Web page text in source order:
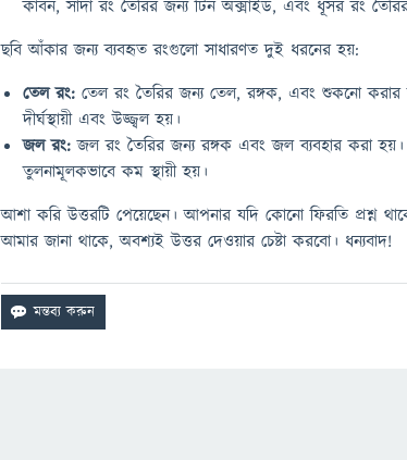
কার্বন, সাদা রং তৈরির জন্য টিন অক্সাইড, এবং ধূসর রং
ছবি আঁকার জন্য ব্যবহৃত রংগুলো সাধারণত দুই ধরনের হয়:
তেল রং: তেল রং তৈরির জন্য তেল, রঙ্গক, এবং শুকনো করার
দীর্ঘস্থায়ী এবং উজ্জ্বল হয়।
জল রং: জল রং তৈরির জন্য রঙ্গক এবং জল ব্যবহার করা
তুলনামূলকভাবে কম স্থায়ী হয়।
আশা করি উত্তরটি পেয়েছেন। আপনার যদি কোনো ফিরতি প্রশ্ন
আমার জানা থাকে, অবশ্যই উত্তর দেওয়ার চেষ্টা করবো। ধন্যবাদ!